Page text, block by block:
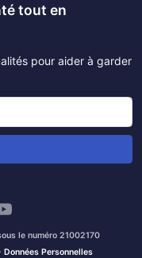
tout en
pour aider à garder
le numéro 21002170
Données Personnelles